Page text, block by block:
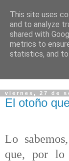
Blog personal
viernes, 27 de
El otoño
Lo
que, por lo
This site uses
and to analyze
shared with
metrics to
statistics, and